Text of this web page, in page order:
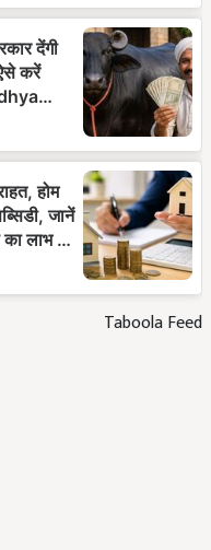
Taboola Feed